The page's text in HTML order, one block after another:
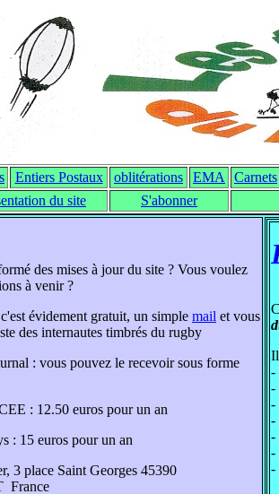
Entiers Postaux oblitérations EMA
Carnets
du site S'abonner
des mises à jour du site ? Vous voulez
à venir ?
évidement gratuit, un simple mail et vous
des internautes timbrés du rugby
: vous pouvez le recevoir sous forme
: 12.50 euros pour un an
euros pour un an
3 place Saint Georges 45390
France
-
-
-
-
-
-
-